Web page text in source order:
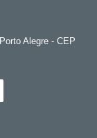
Alegre - CEP